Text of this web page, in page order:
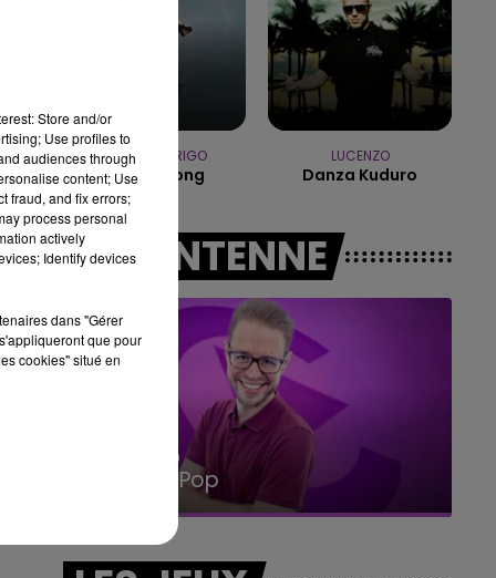
10h00 - 14h00
LE TICKET DE CAISSE
OLIVIA RODRIGO
Stupid Song
LUCENZO
Danza Kuduro
A L'ANTENNE
14h00 - 15h00
La Radio Pop
Store and/or
Use profiles to
audiences through
content; Use
fraud, and fix errors;
process personal
actively
Identify devices
dans "Gérer
que pour
cookies" situé en